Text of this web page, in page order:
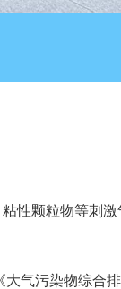
性颗粒物等刺激
气污染物综合